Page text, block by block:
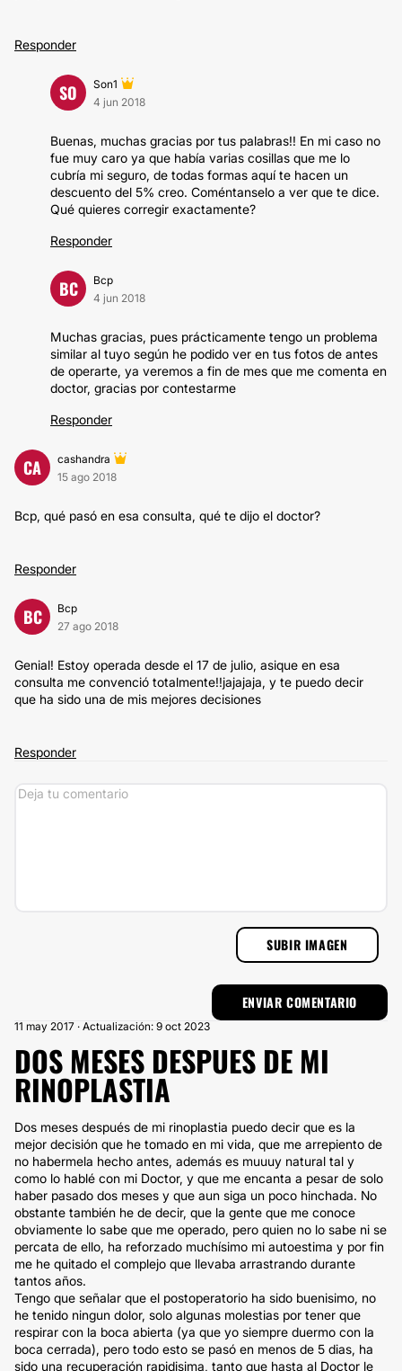
Responder
SO
Son1
4 jun 2018
Buenas, muchas gracias por tus palabras!! En mi caso no
fue muy caro ya que había varias cosillas que me lo
cubría mi seguro, de todas formas aquí te hacen un
descuento del 5% creo. Coméntanselo a ver que te dice.
Qué quieres corregir exactamente?
Responder
BC
Bcp
4 jun 2018
Muchas gracias, pues prácticamente tengo un problema
similar al tuyo según he podido ver en tus fotos de antes
de operarte, ya veremos a fin de mes que me comenta en
doctor, gracias por contestarme
Responder
CA
cashandra
15 ago 2018
Bcp, qué pasó en esa consulta, qué te dijo el doctor?
Responder
BC
Bcp
27 ago 2018
Genial! Estoy operada desde el 17 de julio, asique en esa
consulta me convenció totalmente!!jajajaja, y te puedo decir
que ha sido una de mis mejores decisiones
Responder
SUBIR IMAGEN
11 may 2017 · Actualización: 9 oct 2023
DOS MESES DESPUES DE MI
RINOPLASTIA
Dos meses después de mi rinoplastia puedo decir que es la
mejor decisión que he tomado en mi vida, que me arrepiento de
no habermela hecho antes, además es muuuy natural tal y
como lo hablé con mi Doctor, y que me encanta a pesar de solo
haber pasado dos meses y que aun siga un poco hinchada. No
obstante también he de decir, que la gente que me conoce
obviamente lo sabe que me operado, pero quien no lo sabe ni se
percata de ello, ha reforzado muchísimo mi autoestima y por fin
me he quitado el complejo que llevaba arrastrando durante
tantos años.
Tengo que señalar que el postoperatorio ha sido buenisimo, no
he tenido ningun dolor, solo algunas molestias por tener que
respirar con la boca abierta (ya que yo siempre duermo con la
boca cerrada), pero todo esto se pasó en menos de 5 dias, ha
sido una recuperación rapidisima, tanto que hasta al Doctor le